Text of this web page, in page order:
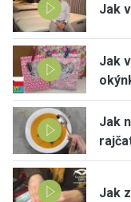
Jak
Jak
Jak
Jak